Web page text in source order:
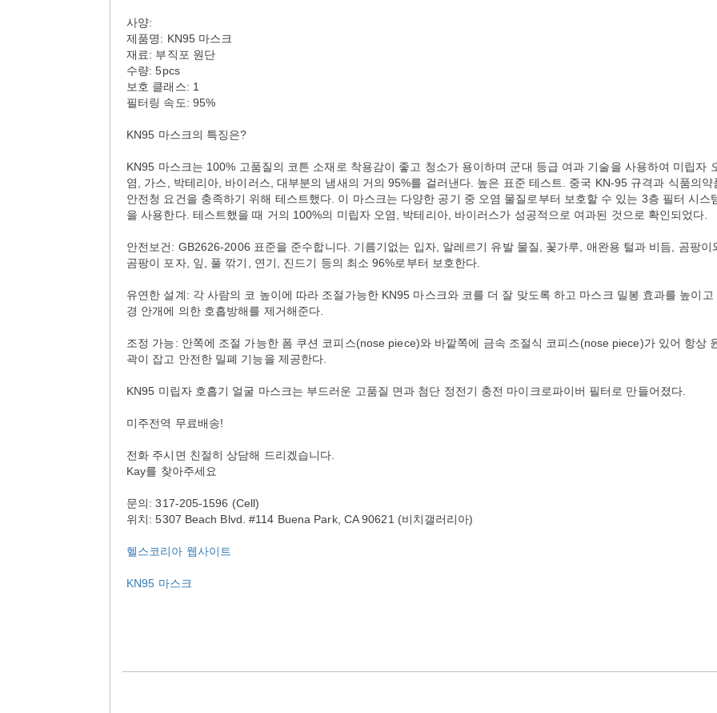
사양:
제품명: KN95 마스크
재료: 부직포 원단
수량: 5pcs
보호 클래스: 1
필터링 속도: 95%
KN95 마스크의 특징은?
KN95 마스크는 100% 고품질의 코튼 소재로 착용감이 좋고 청소가 용이하며 군대 등급 여과 기술을 사용하여 미립자
염, 가스, 박테리아, 바이러스, 대부분의 냄새의 거의 95%를 걸러낸다. 높은 표준 테스트. 중국 KN-95 규격과 식품의약
안전청 요건을 충족하기 위해 테스트했다. 이 마스크는 다양한 공기 중 오염 물질로부터 보호할 수 있는 3층 필터 시스
을 사용한다. 테스트했을 때 거의 100%의 미립자 오염, 박테리아, 바이러스가 성공적으로 여과된 것으로 확인되었다.
안전보건: GB2626-2006 표준을 준수합니다. 기름기없는 입자, 알레르기 유발 물질, 꽃가루, 애완용 털과 비듬, 곰팡이
곰팡이 포자, 잎, 풀 깎기, 연기, 진드기 등의 최소 96%로부터 보호한다.
유연한 설계: 각 사람의 코 높이에 따라 조절가능한 KN95 마스크와 코를 더 잘 맞도록 하고 마스크 밀봉 효과를 높이고
경 안개에 의한 호흡방해를 제거해준다.
조정 가능: 안쪽에 조절 가능한 폼 쿠션 코피스(nose piece)와 바깥쪽에 금속 조절식 코피스(nose piece)가 있어 항상
곽이 잡고 안전한 밀폐 기능을 제공한다.
KN95 미립자 호흡기 얼굴 마스크는 부드러운 고품질 면과 첨단 정전기 충전 마이크로파이버 필터로 만들어졌다.
미주전역 무료배송!
전화 주시면 친절히 상담해 드리겠습니다.
Kay를 찾아주세요
문의: 317-205-1596 (Cell)
위치: 5307 Beach Blvd. #114 Buena Park, CA 90621 (비치갤러리아)
헬스코리아 웹사이트
KN95 마스크